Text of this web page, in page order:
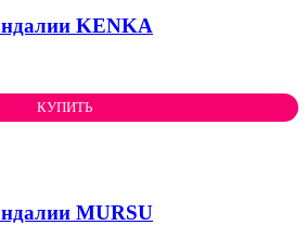
KENKA
КУПИТЬ
MURSU